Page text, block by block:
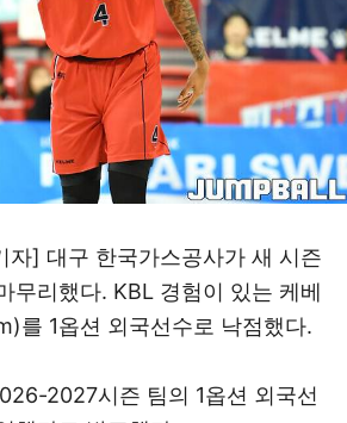
자] 대구 한국가스공사가 새 시즌
무리했다. KBL 경험이 있는 케베
를 1옵션 외국선수로 낙점했다.
2027시즌 팀의 1옵션 외국선